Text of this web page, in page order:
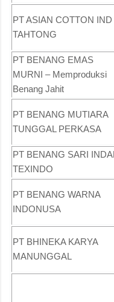
PT ASIAN COTTON IND
TAHTONG
PT BENANG EMAS
MURNI – Memproduksi
Benang Jahit
PT BENANG MUTIARA
TUNGGAL PERKASA
PT BENANG SARI
TEXINDO
PT BENANG WARNA
INDONUSA
PT BHINEKA KARYA
MANUNGGAL